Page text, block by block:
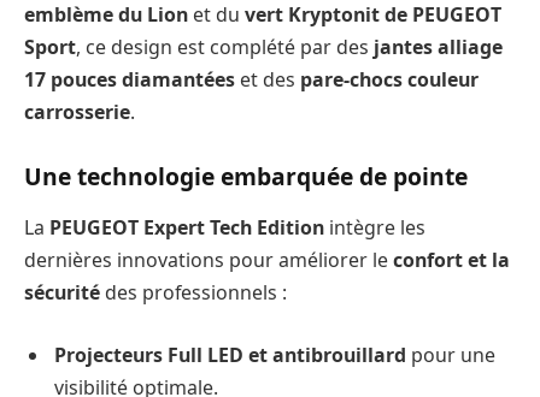
emblème du Lion et du vert Kryptonit de PEUGEOT
Sport, ce design est complété par des jantes alliage
17 pouces diamantées et des pare-chocs couleur
carrosserie.
Une technologie embarquée de pointe
La PEUGEOT Expert Tech Edition intègre les
dernières innovations pour améliorer leconfort et la
sécurité des professionnels :
Projecteurs Full LED et antibrouillard pour une
visibilité optimale.